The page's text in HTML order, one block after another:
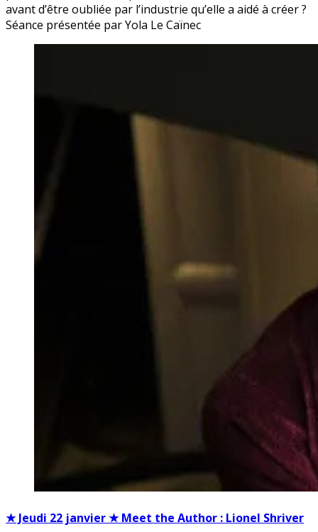
avant d’être oubliée par l’industrie qu’elle a aidé à créer ?
Séance présentée par Yola Le Caïnec
★ Jeudi 22 janvier ★ Meet the Author : Lionel Shriver